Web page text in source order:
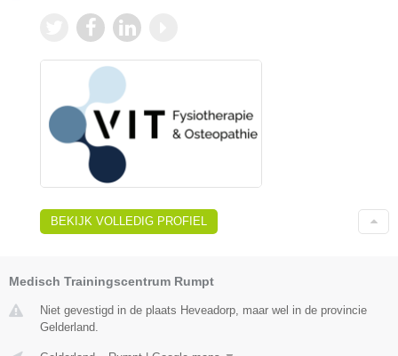
BEKIJK VOLLEDIG PROFIEL
Medisch Trainingscentrum Rumpt
Niet gevestigd in de plaats Heveadorp, maar wel in de provincie
Gelderland.